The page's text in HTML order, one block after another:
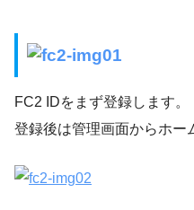
FC2 IDをまず登録します。
登録後は管理画面からホー